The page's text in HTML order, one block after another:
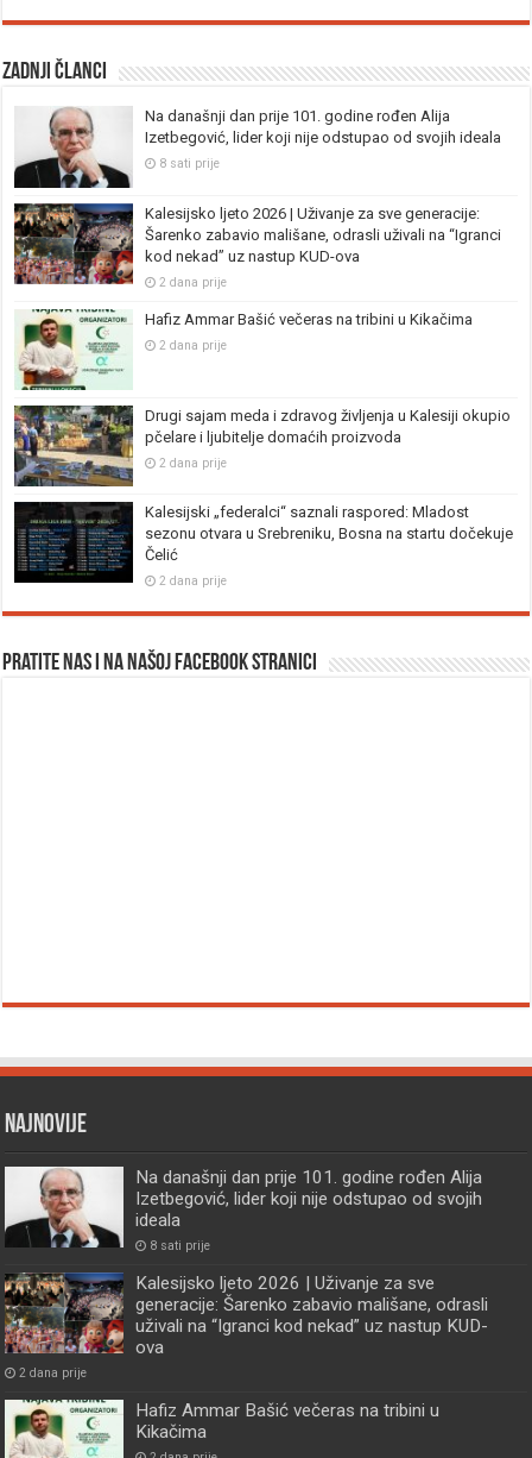
Zadnji članci
Na današnji dan prije 101. godine rođen Alija
Izetbegović, lider koji nije odstupao od svojih ideala
8 sati prije
Kalesijsko ljeto 2026 | Uživanje za sve generacije:
Šarenko zabavio mališane, odrasli uživali na “Igranci
kod nekad” uz nastup KUD-ova
2 dana prije
Hafiz Ammar Bašić večeras na tribini u Kikačima
2 dana prije
Drugi sajam meda i zdravog življenja u Kalesiji okupio
pčelare i ljubitelje domaćih proizvoda
2 dana prije
Kalesijski „federalci“ saznali raspored: Mladost
sezonu otvara u Srebreniku, Bosna na startu dočekuje
Čelić
2 dana prije
Pratite nas i na našoj facebook stranici
Najnovije
Na današnji dan prije 101. godine rođen Alija
Izetbegović, lider koji nije odstupao od svojih
ideala
8 sati prije
Kalesijsko ljeto 2026 | Uživanje za sve
generacije: Šarenko zabavio mališane, odrasli
uživali na “Igranci kod nekad” uz nastup KUD-
ova
2 dana prije
Hafiz Ammar Bašić večeras na tribini u
Kikačima